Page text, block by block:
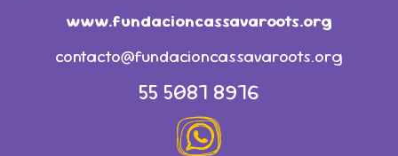
www.fundacioncassavaroots.org
contacto@fundacioncassavaroots.org
55 5087 8976